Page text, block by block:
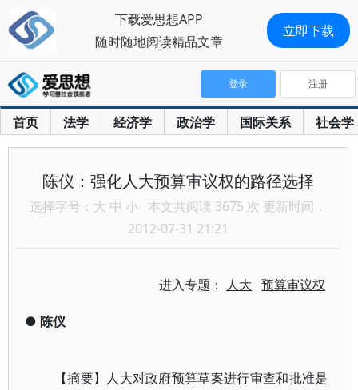
首页 法学 经济学 政治学 国际关系 社会学
登录 注册
陈仪：强化人大预算审议权的路径选择
选择字号： 大 中 小 本文共阅读 3675 次 更新时间：
2012-07-31 21:21
进入专题： 人大 预算审议权
● 陈仪
【摘要】人大对政府预算草案进行审查和批准是
下载爱思想APP
随时随地阅读精品文章
立即下载